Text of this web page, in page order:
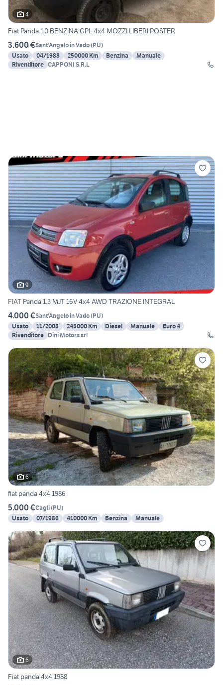
4
Fiat Panda 1.0 BENZINA GPL 4x4 MOZZI LIBERI POSTER
3.600 €Sant'Angelo in Vado(PU)
Usato
04/1988 250000 Km Benzina
Manuale
Rivenditore CAPPONI S.R.L
9
FIAT Panda 1.3 MJT 16V 4x4 AWD TRAZIONE INTEGRAL
4.000 €Sant'Angelo in Vado(PU)
Usato
11/2005 245000 Km Diesel Manuale
Euro 4
Rivenditore Dini Motors srl
6
fiat panda 4x4 1986
5.000 €Cagli(PU)
Usato
07/1986 410000 Km Benzina Manuale
6
Fiat panda 4x4 1988